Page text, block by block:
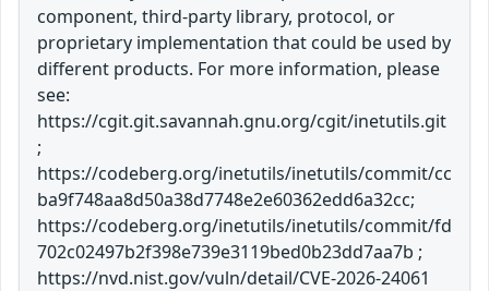
component, third-party library, protocol, or
proprietary implementation that could be used by
different products. For more information, please
see:
https://cgit.git.savannah.gnu.org/cgit/inetutils.git
;
https://codeberg.org/inetutils/inetutils/commit/cc
ba9f748aa8d50a38d7748e2e60362edd6a32cc;
https://codeberg.org/inetutils/inetutils/commit/fd
702c02497b2f398e739e3119bed0b23dd7aa7b ;
https://nvd.nist.gov/vuln/detail/CVE-2026-24061